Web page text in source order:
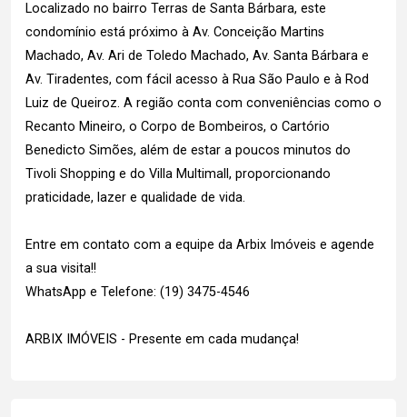
Localizado no bairro Terras de Santa Bárbara, este
condomínio está próximo à Av. Conceição Martins
Machado, Av. Ari de Toledo Machado, Av. Santa Bárbara e
Av. Tiradentes, com fácil acesso à Rua São Paulo e à Rod
Luiz de Queiroz. A região conta com conveniências como o
Recanto Mineiro, o Corpo de Bombeiros, o Cartório
Benedicto Simões, além de estar a poucos minutos do
Tivoli Shopping e do Villa Multimall, proporcionando
praticidade, lazer e qualidade de vida.
Entre em contato com a equipe da Arbix Imóveis e agende
a sua visita!!
WhatsApp e Telefone: (19) 3475-4546
ARBIX IMÓVEIS - Presente em cada mudança!